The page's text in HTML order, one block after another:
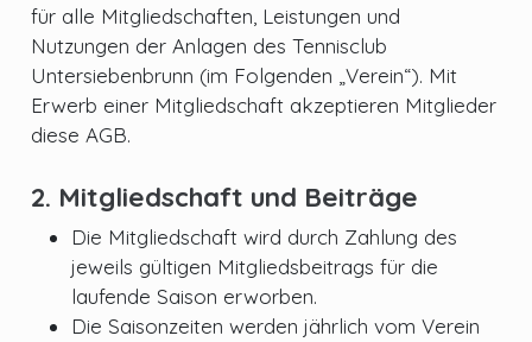
für alle Mitgliedschaften, Leistungen und
Nutzungen der Anlagen des Tennisclub
Untersiebenbrunn (im Folgenden „Verein“). Mit
Erwerb einer Mitgliedschaft akzeptieren Mitglieder
diese AGB.
2. Mitgliedschaft und Beiträge
Die Mitgliedschaft wird durch Zahlung des
jeweils gültigen Mitgliedsbeitrags für die
laufende Saison erworben.
Die Saisonzeiten werden jährlich vom Verein